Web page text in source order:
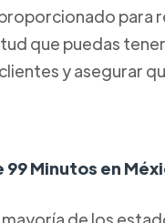
para
que puedas
y asegurar
Minutos en